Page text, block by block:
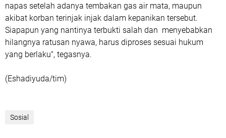
napas setelah adanya tembakan gas air mata, maupun
akibat korban terinjak injak dalam kepanikan tersebut.
Siapapun yang nantinya terbukti salah dan menyebabkan
hilangnya ratusan nyawa, harus diproses sesuai hukum
yang berlaku", tegasnya.
(Eshadiyuda/tim)
Sosial